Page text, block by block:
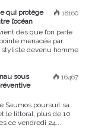
18160
qui protège
l’océan
dès que l’on parle
menacée par
styliste devenu homme
16467
sous
Saumos poursuit sa
le littoral, plus de 10
ce vendredi 24...